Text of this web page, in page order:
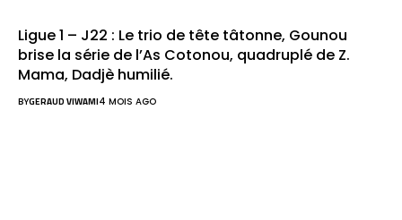
Ligue 1 – J22 : Le trio de tête tâtonne, Gounou
brise la série de l’As Cotonou, quadruplé de Z.
Mama, Dadjè humilié.
BYGERAUD VIWAMI4 MOIS AGO